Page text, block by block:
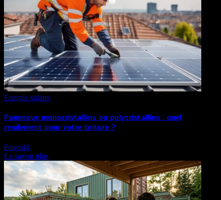
Energie solaire
Panneaux monocristallins ou polycristallins : quel
rendement pour votre toiture ?
Povoski
En savoir plus